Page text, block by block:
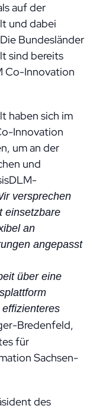
auf der
und dabei
Bundesländer
sind bereits
Co-Innovation
haben sich im
Innovation
um an der
und
versprechen
einsetzbare
an
angepasst
über eine
Bredenfeld,
für
Sachsen-
des